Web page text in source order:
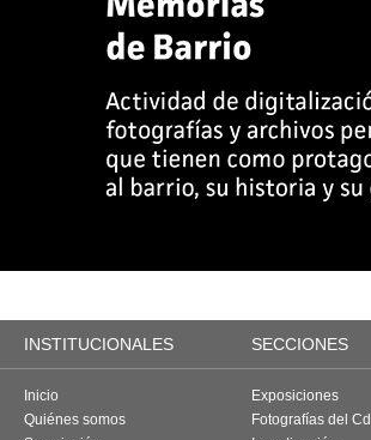
INSTITUCIONALES SECCIONES
Inicio
Quiénes somos
Exposiciones
Fotografías del